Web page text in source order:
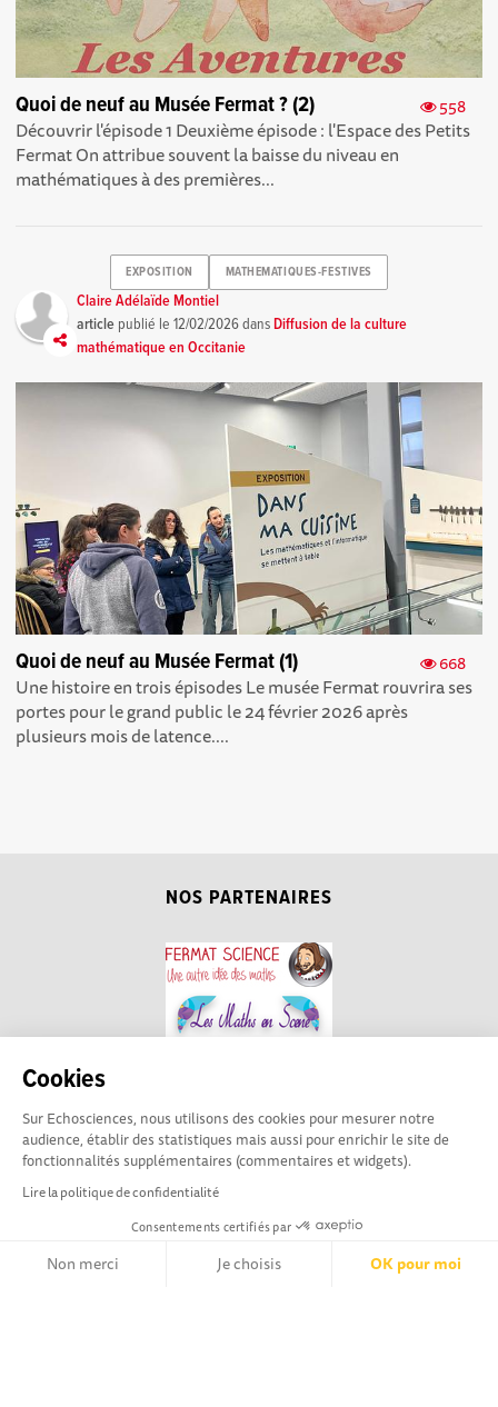
Cookies
Sur Echosciences, nous utilisons des cookies pour mesurer notre
audience, établir des statistiques mais aussi pour enrichir le site de
fonctionnalités supplémentaires (commentaires et widgets).
Lire la politique de confidentialité
Consentements certifiés par
Non merci Je choisis OK pour moi
558
Quoi de neuf au Musée Fermat ? (2)
Découvrir l'épisode 1 Deuxième épisode : l'Espace des Petits
Fermat On attribue souvent la baisse du niveau en
mathématiques à des premières...
EXPOSITION MATHEMATIQUES-FESTIVES
Claire Adélaïde Montiel
article publié le12/02/2026dansDiffusion de la culture
mathématique en Occitanie
668
Quoi de neuf au Musée Fermat (1)
Une histoire en trois épisodes Le musée Fermat rouvrira ses
portes pour le grand public le 24 février 2026 après
plusieurs mois de latence....
NOS PARTENAIRES
Conditions Générales d'utilisation
La plateforme Science(s)
en Occitanie est le média